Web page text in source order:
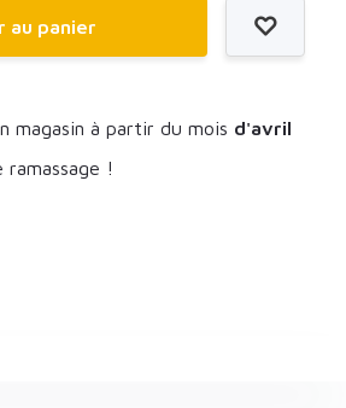
au panier
magasin à partir du mois d'avril
ramassage !